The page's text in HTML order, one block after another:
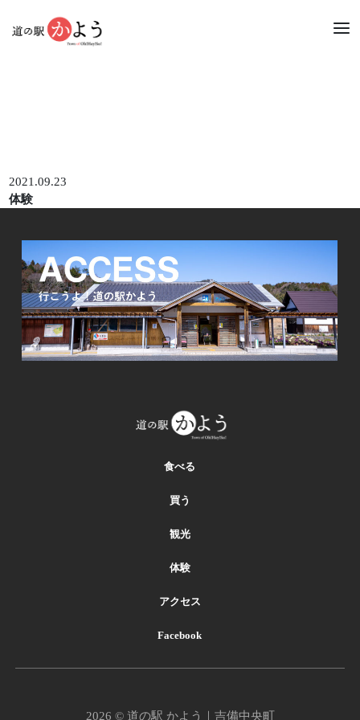
2021.09.23
体験
食べる
買う
観光
体験
アクセス
Facebook
2026 © 道の駅 かよう｜吉備中央町